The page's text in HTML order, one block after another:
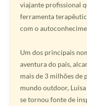
viajante profissional
ferramenta
com o
Um dos principais
aventura do país,
mais de 3 milhões de
mundo outdoor,
se tornou fonte de